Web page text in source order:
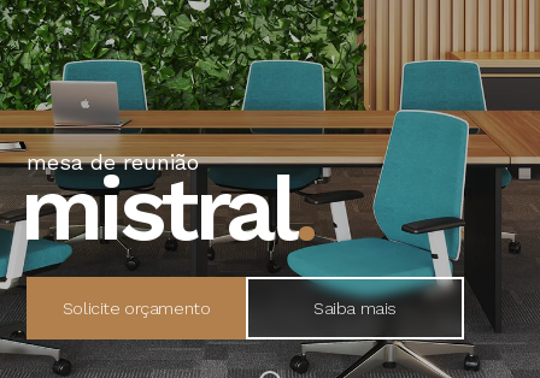
mesa de reunião
mistral.
Solicite orçamento Saiba mais